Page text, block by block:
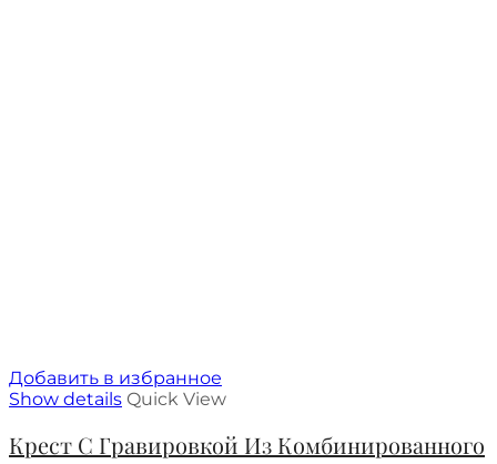
Добавить в избранное
Show details Quick View
Крест С Гравировкой Из Комбинированного